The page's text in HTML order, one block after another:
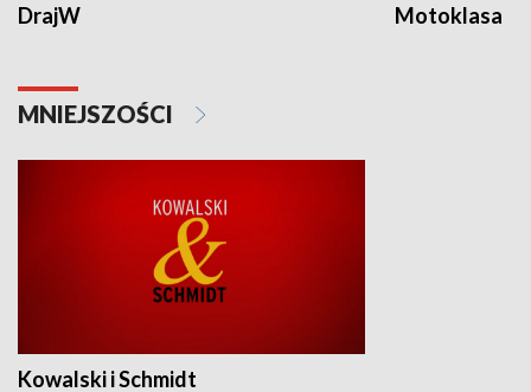
DrajW Motoklasa
MNIEJSZOŚCI
Kowalski i Schmidt